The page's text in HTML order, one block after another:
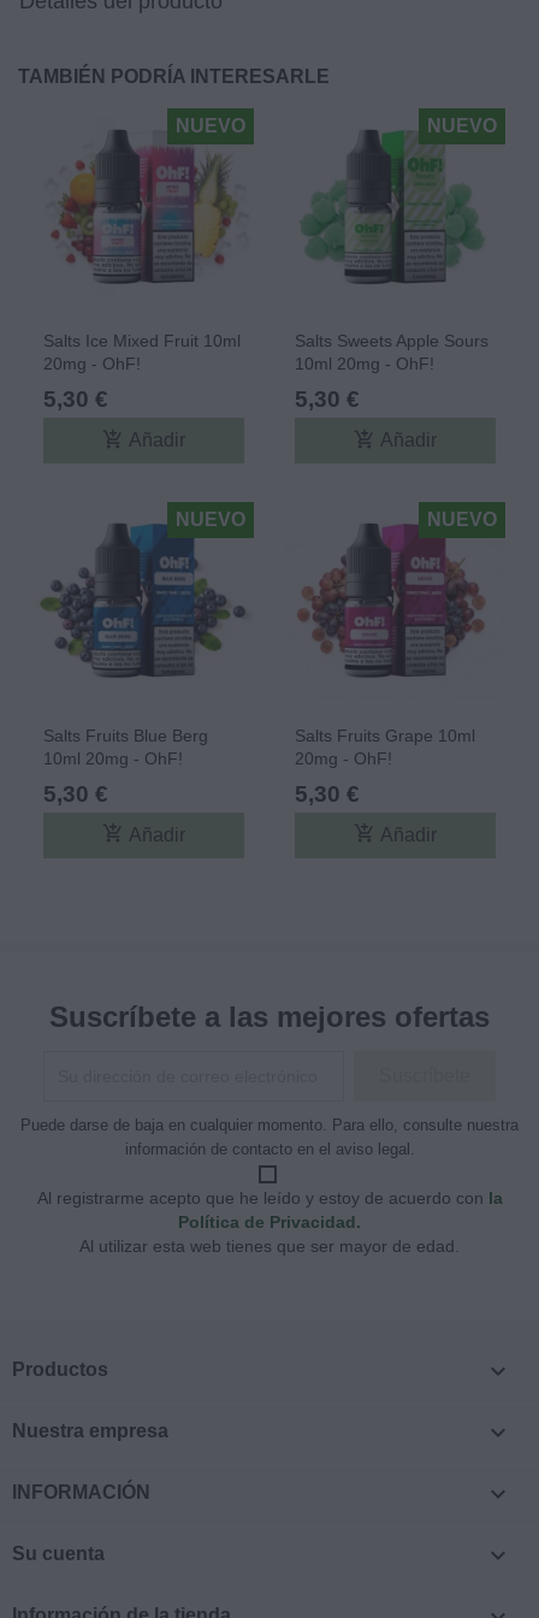
TAMBIÉN PODRÍA INTERESARLE
Salts Ice Mixed Fruit 10ml
20mg - OhF!
5,30 €
add_shopping_cart Añadir
NUEVO
Salts Sweets Apple Sours
10ml 20mg - OhF!
5,30 €
add_shopping_cart Añadir
NUEVO
Salts Fruits Blue Berg
10ml 20mg - OhF!
5,30 €
add_shopping_cart Añadir
NUEVO
Salts Fruits Grape 10ml
20mg - OhF!
5,30 €
add_shopping_cart Añadir
NUEVO
Suscríbete a las mejores ofertas
Puede darse de baja en cualquier momento. Para ello, consulte nuestra
información de contacto en el aviso legal.
Al registrarme acepto que he leído y estoy de acuerdo con la
Política de Privacidad.
Al utilizar esta web tienes que ser mayor de edad.
Productos 
Nuestra empresa 
INFORMACIÓN 
Su cuenta 